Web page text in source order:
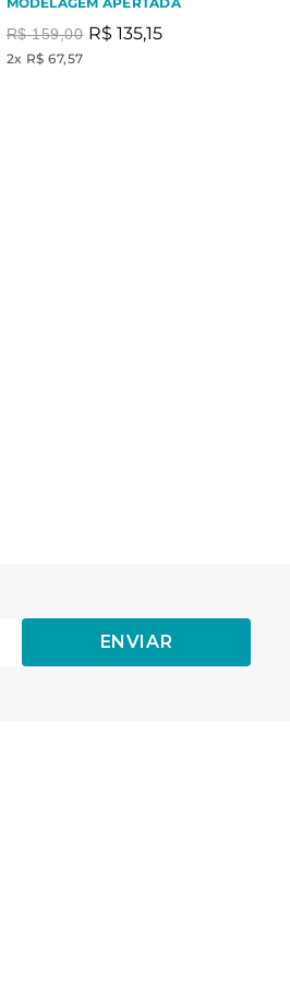
R$ 159,00 R$ 135,15
2x R$ 67,57
ENVIAR